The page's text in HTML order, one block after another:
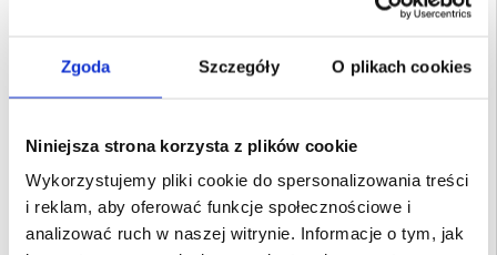
Zgoda Szczegóły O plikach cookies
Niniejsza strona korzysta z plików cookie
Wykorzystujemy pliki cookie do spersonalizowania treści
i reklam, aby oferować funkcje społecznościowe i
analizować ruch w naszej witrynie. Informacje o tym, jak
- Do użytku domowego lub biurowego: Idealne do ochrony ekranu iPhone'a 16
Pro Max w domu, w biurze lub na zewnątrz, zapewniając przejrzystość i
Powody, dla których warto kupić:
- Krystalicznie czysty wyświetlacz: Szkło hartowane HD zachowuje oryginalną
zarysowaniami, upadkami i codziennym zużyciem, zapewniając długotrwałą
trwałość.
ochrony ekranu.
zawsze masz dodatkową do przyszłego użytku lub wymiany.
Interesujące fakty dotyczące typu produktu: